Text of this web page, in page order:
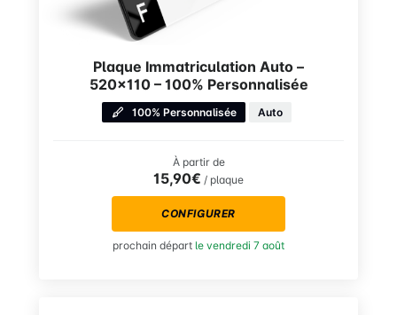
Plaque Immatriculation Auto –
520×110 – 100% Personnalisée
100% Personnalisée Auto
À partir de
15,90€ / plaque
CONFIGURER
prochain départ le vendredi 7 août